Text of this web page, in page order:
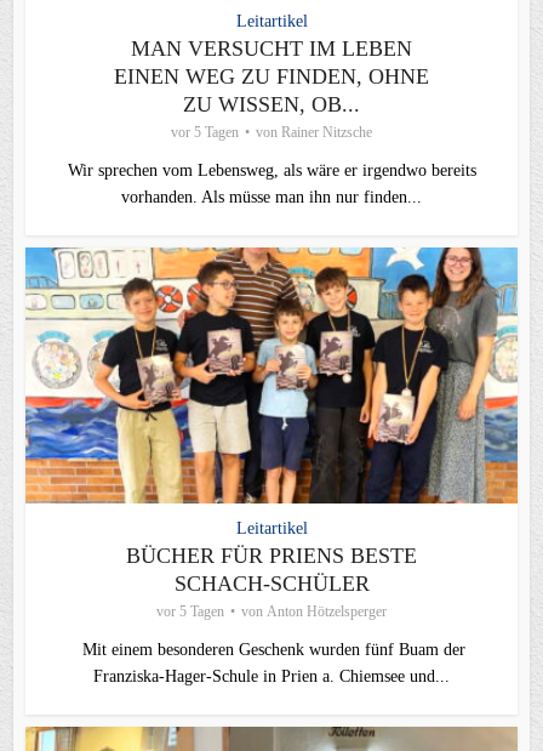
Leitartikel
MAN VERSUCHT IM LEBEN
EINEN WEG ZU FINDEN, OHNE
ZU WISSEN, OB...
vor 5 Tagen von Rainer Nitzsche
Wir sprechen vom Lebensweg, als wäre er irgendwo bereits
vorhanden. Als müsse man ihn nur finden...
Leitartikel
BÜCHER FÜR PRIENS BESTE
SCHACH-SCHÜLER
vor 5 Tagen von Anton Hötzelsperger
Mit einem besonderen Geschenk wurden fünf Buam der
Franziska-Hager-Schule in Prien a. Chiemsee und...